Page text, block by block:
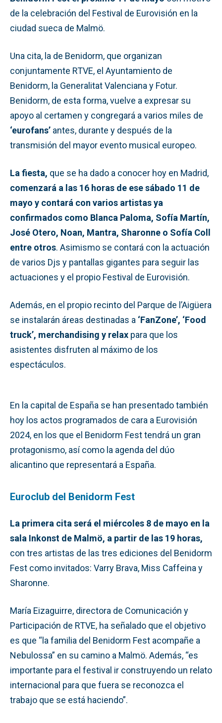
de la celebración del Festival de Eurovisión en la
ciudad sueca de Malmö.
Una cita, la de Benidorm, que organizan
conjuntamente RTVE, el Ayuntamiento de
Benidorm, la Generalitat Valenciana y Fotur.
Benidorm, de esta forma, vuelve a expresar su
apoyo al certamen y congregará a varios miles de
‘eurofans’ antes, durante y después de la
transmisión del mayor evento musical europeo.
La fiesta, que se ha dado a conocer hoy en Madrid,
comenzará a las 16 horas de ese sábado 11 de
mayo y contará con varios artistas ya
confirmados como Blanca Paloma, Sofía Martín,
José Otero, Noan, Mantra, Sharonne o Sofía Coll
entre otros. Asimismo se contará con la actuación
de varios Djs y pantallas gigantes para seguir las
actuaciones y el propio Festival de Eurovisión.
Además, en el propio recinto del Parque de l’Aigüera
se instalarán áreas destinadas a ‘FanZone’, ‘Food
truck’, merchandising y relax para que los
asistentes disfruten al máximo de los
espectáculos.
En la capital de España se han presentado también
hoy los actos programados de cara a Eurovisión
2024, en los que el Benidorm Fest tendrá un gran
protagonismo, así como la agenda del dúo
alicantino que representará a España.
Euroclub del Benidorm Fest
La primera cita será el miércoles 8 de mayo en la
sala Inkonst de Malmö, a partir de las 19 horas,
con tres artistas de las tres ediciones del Benidorm
Fest como invitados: Varry Brava, Miss Caffeina y
Sharonne.
María Eizaguirre, directora de Comunicación y
Participación de RTVE, ha señalado que el objetivo
es que “la familia del Benidorm Fest acompañe a
Nebulossa” en su camino a Malmö. Además, “es
importante para el festival ir construyendo un relato
internacional para que fuera se reconozca el
trabajo que se está haciendo”.